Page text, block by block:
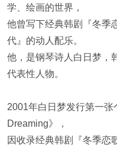
学、绘画的世界，
他曾写下经典韩剧『冬季
代』的动人配乐。
他，是钢琴诗人白日梦，
代表性人物。
2001年白日梦发行第一
Dreaming》，
因收录经典韩剧『冬季恋